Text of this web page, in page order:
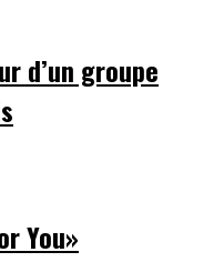
d’un groupe
You»